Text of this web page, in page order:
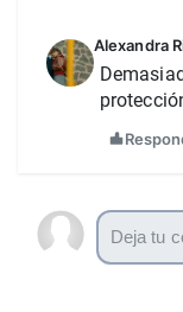
Alexandra